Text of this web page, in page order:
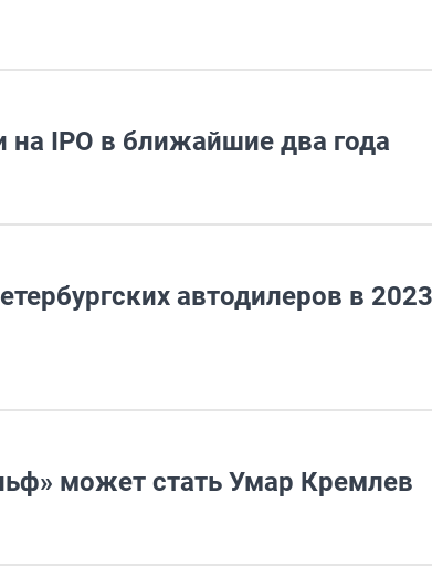
IPO в ближайшие два года
автодилеров в
может стать Умар Кремлев